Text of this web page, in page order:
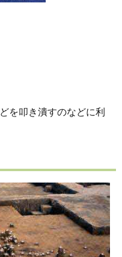
を叩き潰すのなどに利